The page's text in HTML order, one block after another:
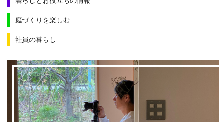
庭づくりを楽しむ
社員の暮らし